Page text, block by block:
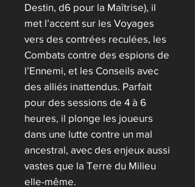
Destin, d6 pour la Maîtrise), il
met l’accent sur les Voyages
vers des contrées reculées, les
Combats contre des espions de
l’Ennemi, et les Conseils avec
des alliés inattendus. Parfait
pour des sessions de 4 à 6
heures, il plonge les joueurs
dans une lutte contre un mal
ancestral, avec des enjeux aussi
vastes que la Terre du Milieu
elle-même.